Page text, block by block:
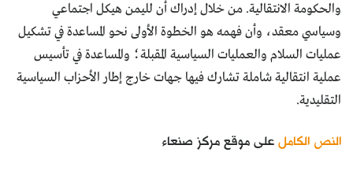
والحكومة الانتقالية. من خلال إدراك أن لليمن هيكل اجتماعي
وسياسي معقد، وأن فهمه هو الخطوة الأولى نحو المساعدة في تشكيل
عمليات السلام والعمليات السياسية المقبلة؛ والمساعدة في تأسيس
عملية انتقالية شاملة تشارك فيها جهات خارج إطار الأحزاب السياسية
التقليدية.
النص الكامل على موقع مركز صنعاء